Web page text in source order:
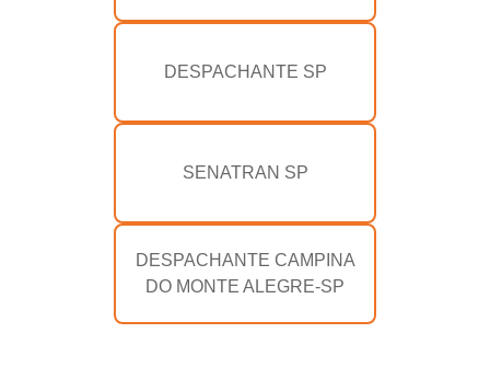
DESPACHANTE SP
SENATRAN SP
DESPACHANTE CAMPINA
DO MONTE ALEGRE-SP